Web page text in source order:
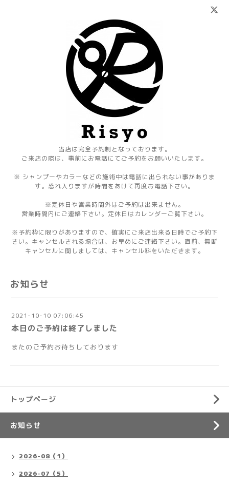
当店は完全予約制となっております。
ご来店の際は、事前にお電話にてご予約をお願いいたします。
※ シャンプーやカラーなどの施術中は電話に出られない事がありま
す。恐れ入りますが時間をあけて再度お電話下さい。
※定休日や営業時間外はご予約は出来ません。
営業時間内にご連絡下さい。定休日はカレンダーご覧下さい。
※予約枠に限りがありますので、確実にご来店出来る日時でご予約下
さい。キャンセルされる場合は、お早めにご連絡下さい。直前、無断
キャンセルに関しましては、キャンセル料をいただきます。
お知らせ
2021-10-10 07:06:45
本日のご予約は終了しました
またのご予約お待ちしております
トップページ
お知らせ
2026-08（1）
2026-07（5）